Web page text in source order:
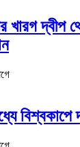
খারগ দ্বীপ